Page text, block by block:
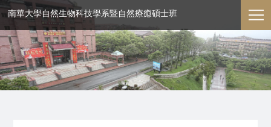
南華大學自然生物科技學系暨自然療癒碩士班